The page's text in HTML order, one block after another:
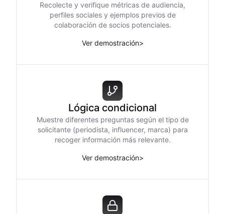
Recolecte y verifique métricas de audiencia,
perfiles sociales y ejemplos previos de
colaboración de socios potenciales.
Ver demostración>
Lógica condicional
Muestre diferentes preguntas según el tipo de
solicitante (periodista, influencer, marca) para
recoger información más relevante.
Ver demostración>